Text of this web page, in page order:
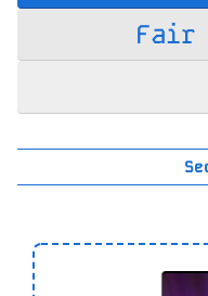
Fair